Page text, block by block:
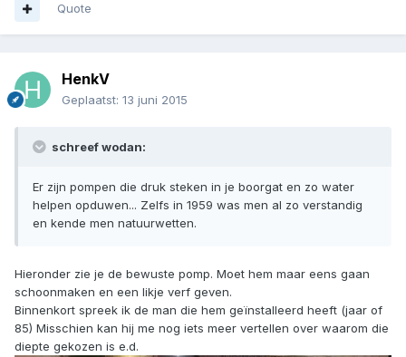
Quote
HenkV
Geplaatst: 13 juni 2015
schreef wodan:
Er zijn pompen die druk steken in je boorgat en zo water
helpen opduwen... Zelfs in 1959 was men al zo verstandig
en kende men natuurwetten.
Hieronder zie je de bewuste pomp. Moet hem maar eens gaan
schoonmaken en een likje verf geven.
Binnenkort spreek ik de man die hem geïnstalleerd heeft (jaar of
85) Misschien kan hij me nog iets meer vertellen over waarom die
diepte gekozen is e.d.